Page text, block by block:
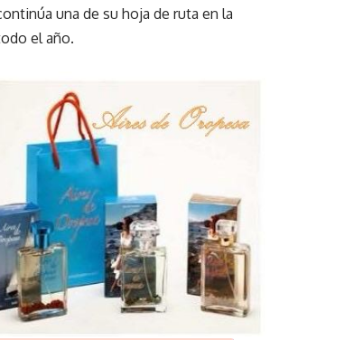
una de su hoja de ruta en la
el año.